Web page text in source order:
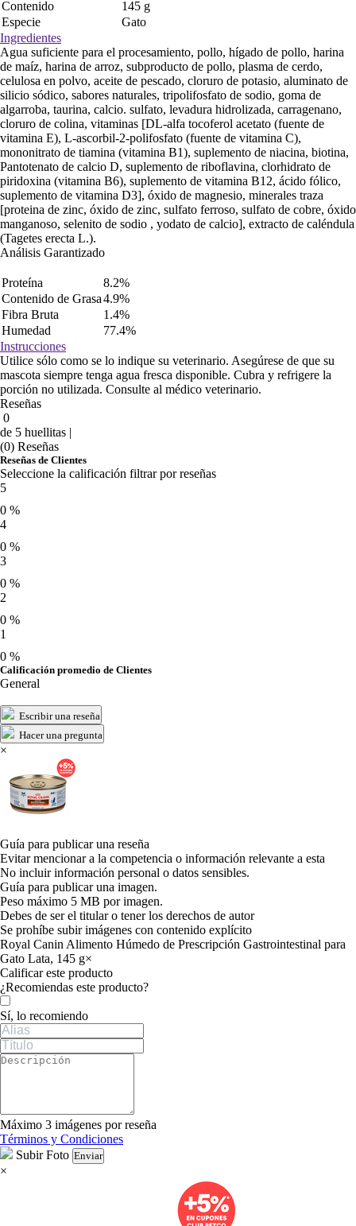
Contenido
145 g
Especie
Gato
Ingredientes
Agua suficiente para el procesamiento, pollo, hígado de pollo, harina
de maíz, harina de arroz, subproducto de pollo, plasma de cerdo,
celulosa en polvo, aceite de pescado, cloruro de potasio, aluminato de
silicio sódico, sabores naturales, tripolifosfato de sodio, goma de
algarroba, taurina, calcio. sulfato, levadura hidrolizada, carragenano,
cloruro de colina, vitaminas [DL-alfa tocoferol acetato (fuente de
vitamina E), L-ascorbil-2-polifosfato (fuente de vitamina C),
mononitrato de tiamina (vitamina B1), suplemento de niacina, biotina,
Pantotenato de calcio D, suplemento de riboflavina, clorhidrato de
piridoxina (vitamina B6), suplemento de vitamina B12, ácido fólico,
suplemento de vitamina D3], óxido de magnesio, minerales traza
[proteina de zinc, óxido de zinc, sulfato ferroso, sulfato de cobre, óxido
manganoso, selenito de sodio , yodato de calcio], extracto de caléndula
(Tagetes erecta L.).
Análisis Garantizado
Proteína
8.2%
Contenido de Grasa4.9%
Fibra Bruta
1.4%
Humedad
77.4%
Instrucciones
Utilice sólo como se lo indique su veterinario. Asegúrese de que su
mascota siempre tenga agua fresca disponible. Cubra y refrigere la
porción no utilizada. Consulte al médico veterinario.
Reseñas
0
de 5 huellitas |
(0) Reseñas
Reseñas de Clientes
Seleccione la calificación filtrar por reseñas
5
0 %
4
0 %
3
0 %
2
0 %
1
0 %
Calificación promedio de Clientes
General
Escribir una reseña
Hacer una pregunta
×
Guía para publicar una reseña
Evitar mencionar a la competencia o información relevante a esta
No incluir información personal o datos sensibles.
Guía para publicar una imagen.
Peso máximo 5 MB por imagen.
Debes de ser el titular o tener los derechos de autor
Se prohíbe subir imágenes con contenido explícito
Royal Canin Alimento Húmedo de Prescripción Gastrointestinal para
Gato Lata, 145 g×
Calificar este producto
Tu valoración
¿Recomiendas este producto?
Sí, lo recomiendo
Máximo 3 imágenes por reseña
Términos y Condiciones
Subir Foto Enviar
×